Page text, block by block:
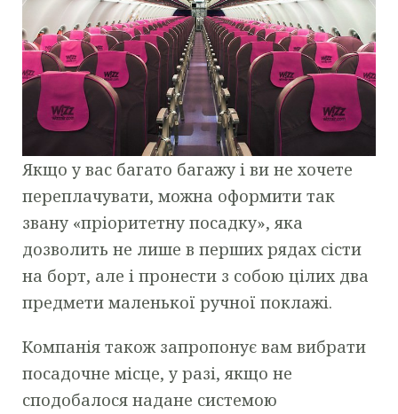
Якщо у вас багато багажу і ви не хочете
переплачувати, можна оформити так
звану «пріоритетну посадку», яка
дозволить не лише в перших рядах сісти
на борт, але і пронести з собою цілих два
предмети маленької ручної поклажі.
Компанія також запропонує вам вибрати
посадочне місце, у разі, якщо не
сподобалося надане системою